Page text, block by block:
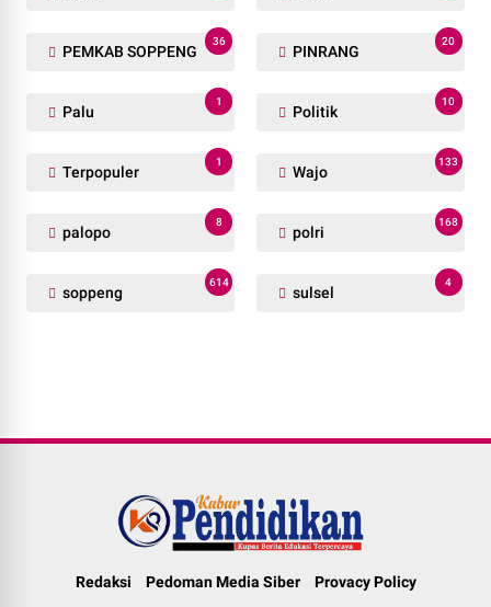
PEMKAB SOPPENG
36
PINRANG
20
Palu
1
Politik
10
Terpopuler
1
Wajo
133
palopo
8
polri
168
soppeng
614
sulsel
4
Redaksi Pedoman Media Siber Provacy Policy